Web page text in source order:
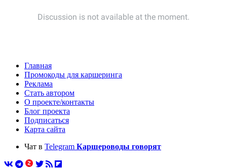
Главная
Промокоды для каршеринга
Реклама
Стать автором
О проекте/контакты
Блог проекта
Подписаться
Карта сайта
Чат в Telegram Каршероводы говорят